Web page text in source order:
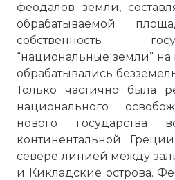
феодалов земли,
обрабатываемой
собственность
“национальные земли” на
обрабатывались
Только частично была
национального
нового государства
континентальной
севере линией между
и Кикладские острова.